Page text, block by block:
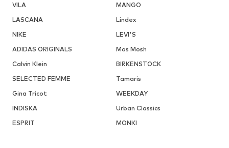
VILA
MANGO
LASCANA
Lindex
NIKE
LEVI'S
ADIDAS ORIGINALS
Mos Mosh
Calvin Klein
BIRKENSTOCK
SELECTED FEMME
Tamaris
Gina Tricot
WEEKDAY
INDISKA
Urban Classics
ESPRIT
MONKI